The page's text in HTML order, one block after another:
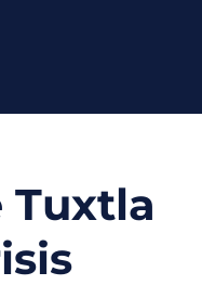
ambientales y
Tuxtla